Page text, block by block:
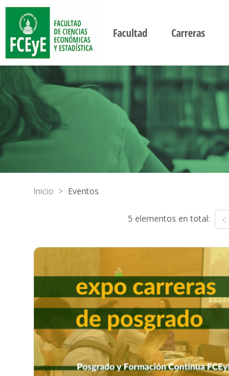
Facultad Carreras
Inicio > Eventos
5 elementos en total: